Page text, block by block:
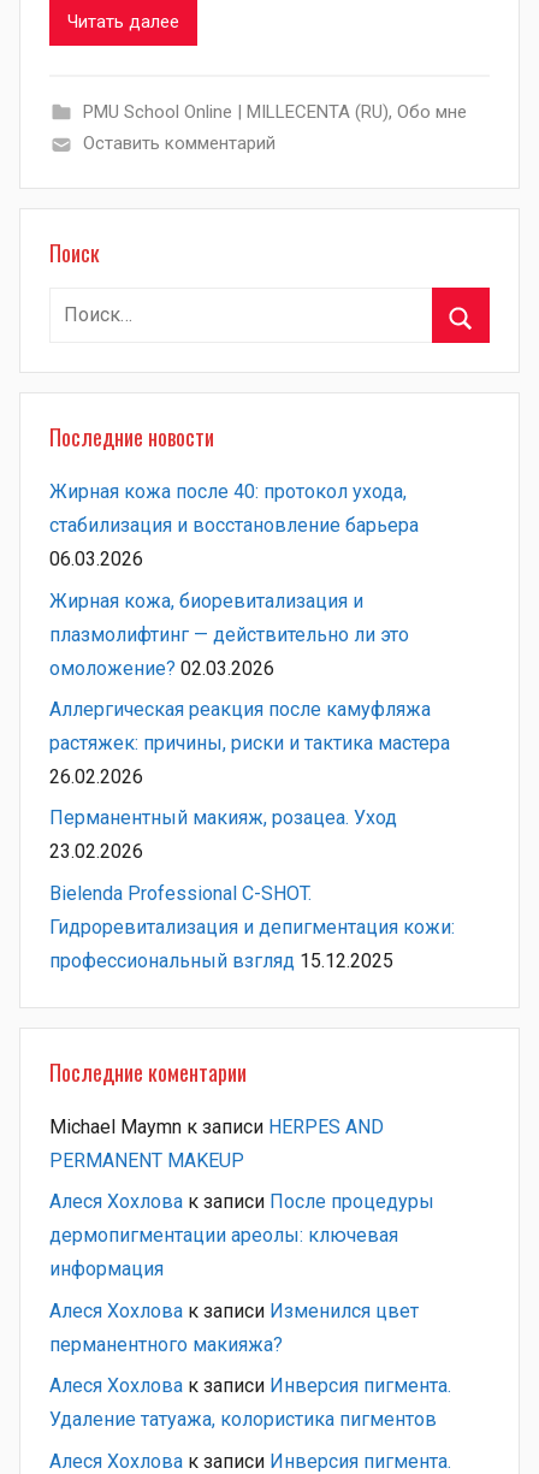
Читать далее
PMU School Online | MILLECENTA (RU), Обо мне
Оставить комментарий
Поиск
Найти:
Последние новости
Жирная кожа после 40: протокол ухода,
стабилизация и восстановление барьера
06.03.2026
Жирная кожа, биоревитализация и
плазмолифтинг — действительно ли это
омоложение? 02.03.2026
Аллергическая реакция после камуфляжа
растяжек: причины, риски и тактика мастера
26.02.2026
Перманентный макияж, розацеа. Уход
23.02.2026
Bielenda Professional C-SHOT.
Гидроревитализация и депигментация кожи:
профессиональный взгляд 15.12.2025
Последние коментарии
Michael Maymn к записи HERPES AND
PERMANENT MAKEUP
Алеся Хохлова к записи После процедуры
дермопигментации ареолы: ключевая
информация
Алеся Хохлова к записи Изменился цвет
перманентного макияжа?
Алеся Хохлова к записи Инверсия пигмента.
Удаление татуажа, колористика пигментов
Алеся Хохлова к записи Инверсия пигмента.